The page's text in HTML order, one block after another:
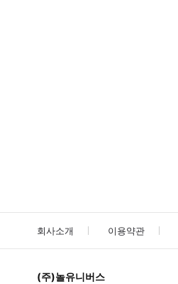
회사소개 이용약관
(주)놀유니버스